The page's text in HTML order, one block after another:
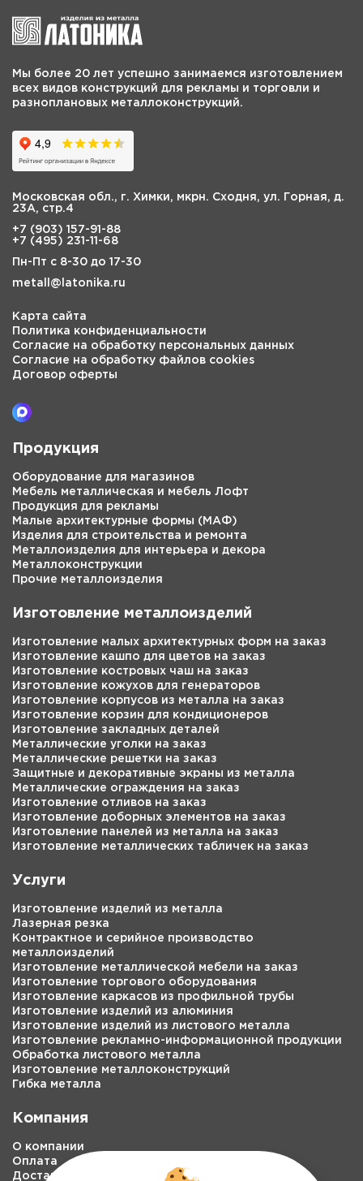
Мы более 20 лет успешно занимаемся изготовлением
всех видов конструкций для рекламы и торговли и
разноплановых металлоконструкций.
Московская обл., г. Химки, мкрн. Сходня, ул. Горная, д.
23А, стр.4
+7 (903) 157-91-88
+7 (495) 231-11-68
Пн-Пт с 8-30 до 17-30
metall@latonika.ru
Карта сайта
Политика конфиденциальности
Согласие на обработку персональных данных
Согласие на обработку файлов cookies
Договор оферты
Продукция
Оборудование для магазинов
Мебель металлическая и мебель Лофт
Продукция для рекламы
Малые архитектурные формы (МАФ)
Изделия для строительства и ремонта
Металлоизделия для интерьера и декора
Металлоконструкции
Прочие металлоизделия
Изготовление металлоизделий
Изготовление малых архитектурных форм на заказ
Изготовление кашпо для цветов на заказ
Изготовление костровых чаш на заказ
Изготовление кожухов для генераторов
Изготовление корпусов из металла на заказ
Изготовление корзин для кондиционеров
Изготовление закладных деталей
Металлические уголки на заказ
Металлические решетки на заказ
Защитные и декоративные экраны из металла
Металлические ограждения на заказ
Изготовление отливов на заказ
Изготовление доборных элементов на заказ
Изготовление панелей из металла на заказ
Изготовление металлических табличек на заказ
Услуги
Изготовление изделий из металла
Лазерная резка
Контрактное и серийное производство
металлоизделий
Изготовление металлической мебели на заказ
Изготовление торгового оборудования
Изготовление каркасов из профильной трубы
Изготовление изделий из алюминия
Изготовление изделий из листового металла
Изготовление рекламно-информационной продукции
Обработка листового металла
Изготовление металлоконструкций
Гибка металла
Компания
О компании
Оплата
Доставка